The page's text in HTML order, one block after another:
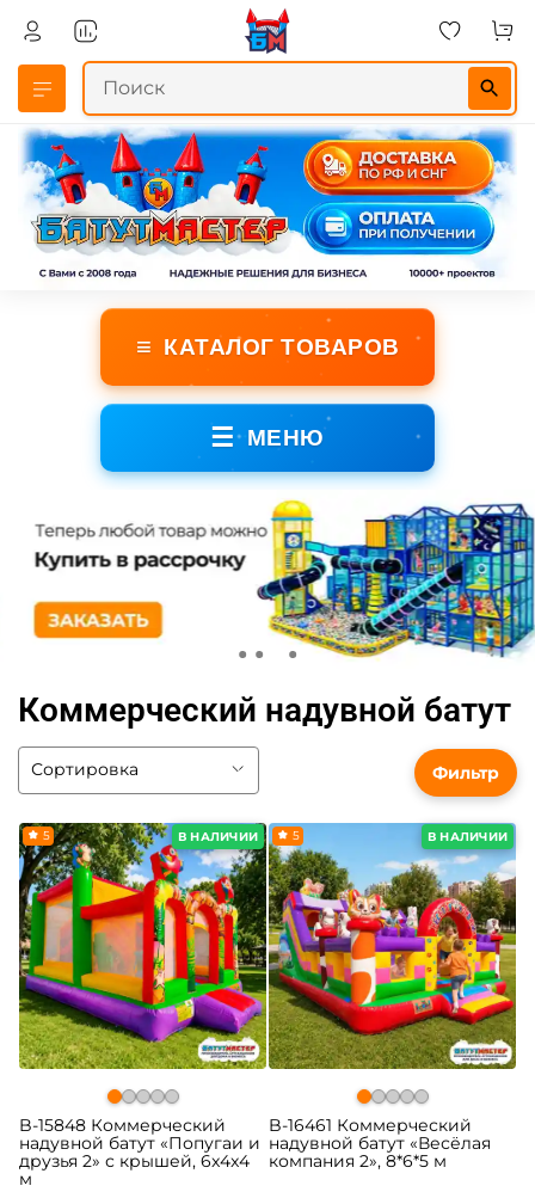
≡ КАТАЛОГ ТОВАРОВ
☰ МЕНЮ
Коммерческий надувной батут
В НАЛИЧИИ
5
B-15848 Коммерческий
надувной батут «Попугаи и
друзья 2» с крышей, 6x4x4
м
В НАЛИЧИИ
5
B-16461 Коммерческий
надувной батут «Весёлая
компания 2», 8*6*5 м
Фильтр